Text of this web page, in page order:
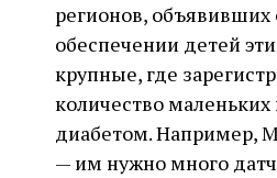
регионов, объявивших
обеспечении детей
крупные, где
количество маленьких
диабетом. Например,
— им нужно много